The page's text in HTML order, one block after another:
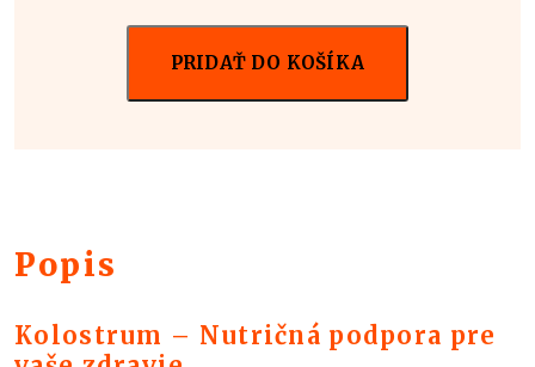
PRIDAŤ DO KOŠÍKA
Popis
Kolostrum – Nutričná podpora pre